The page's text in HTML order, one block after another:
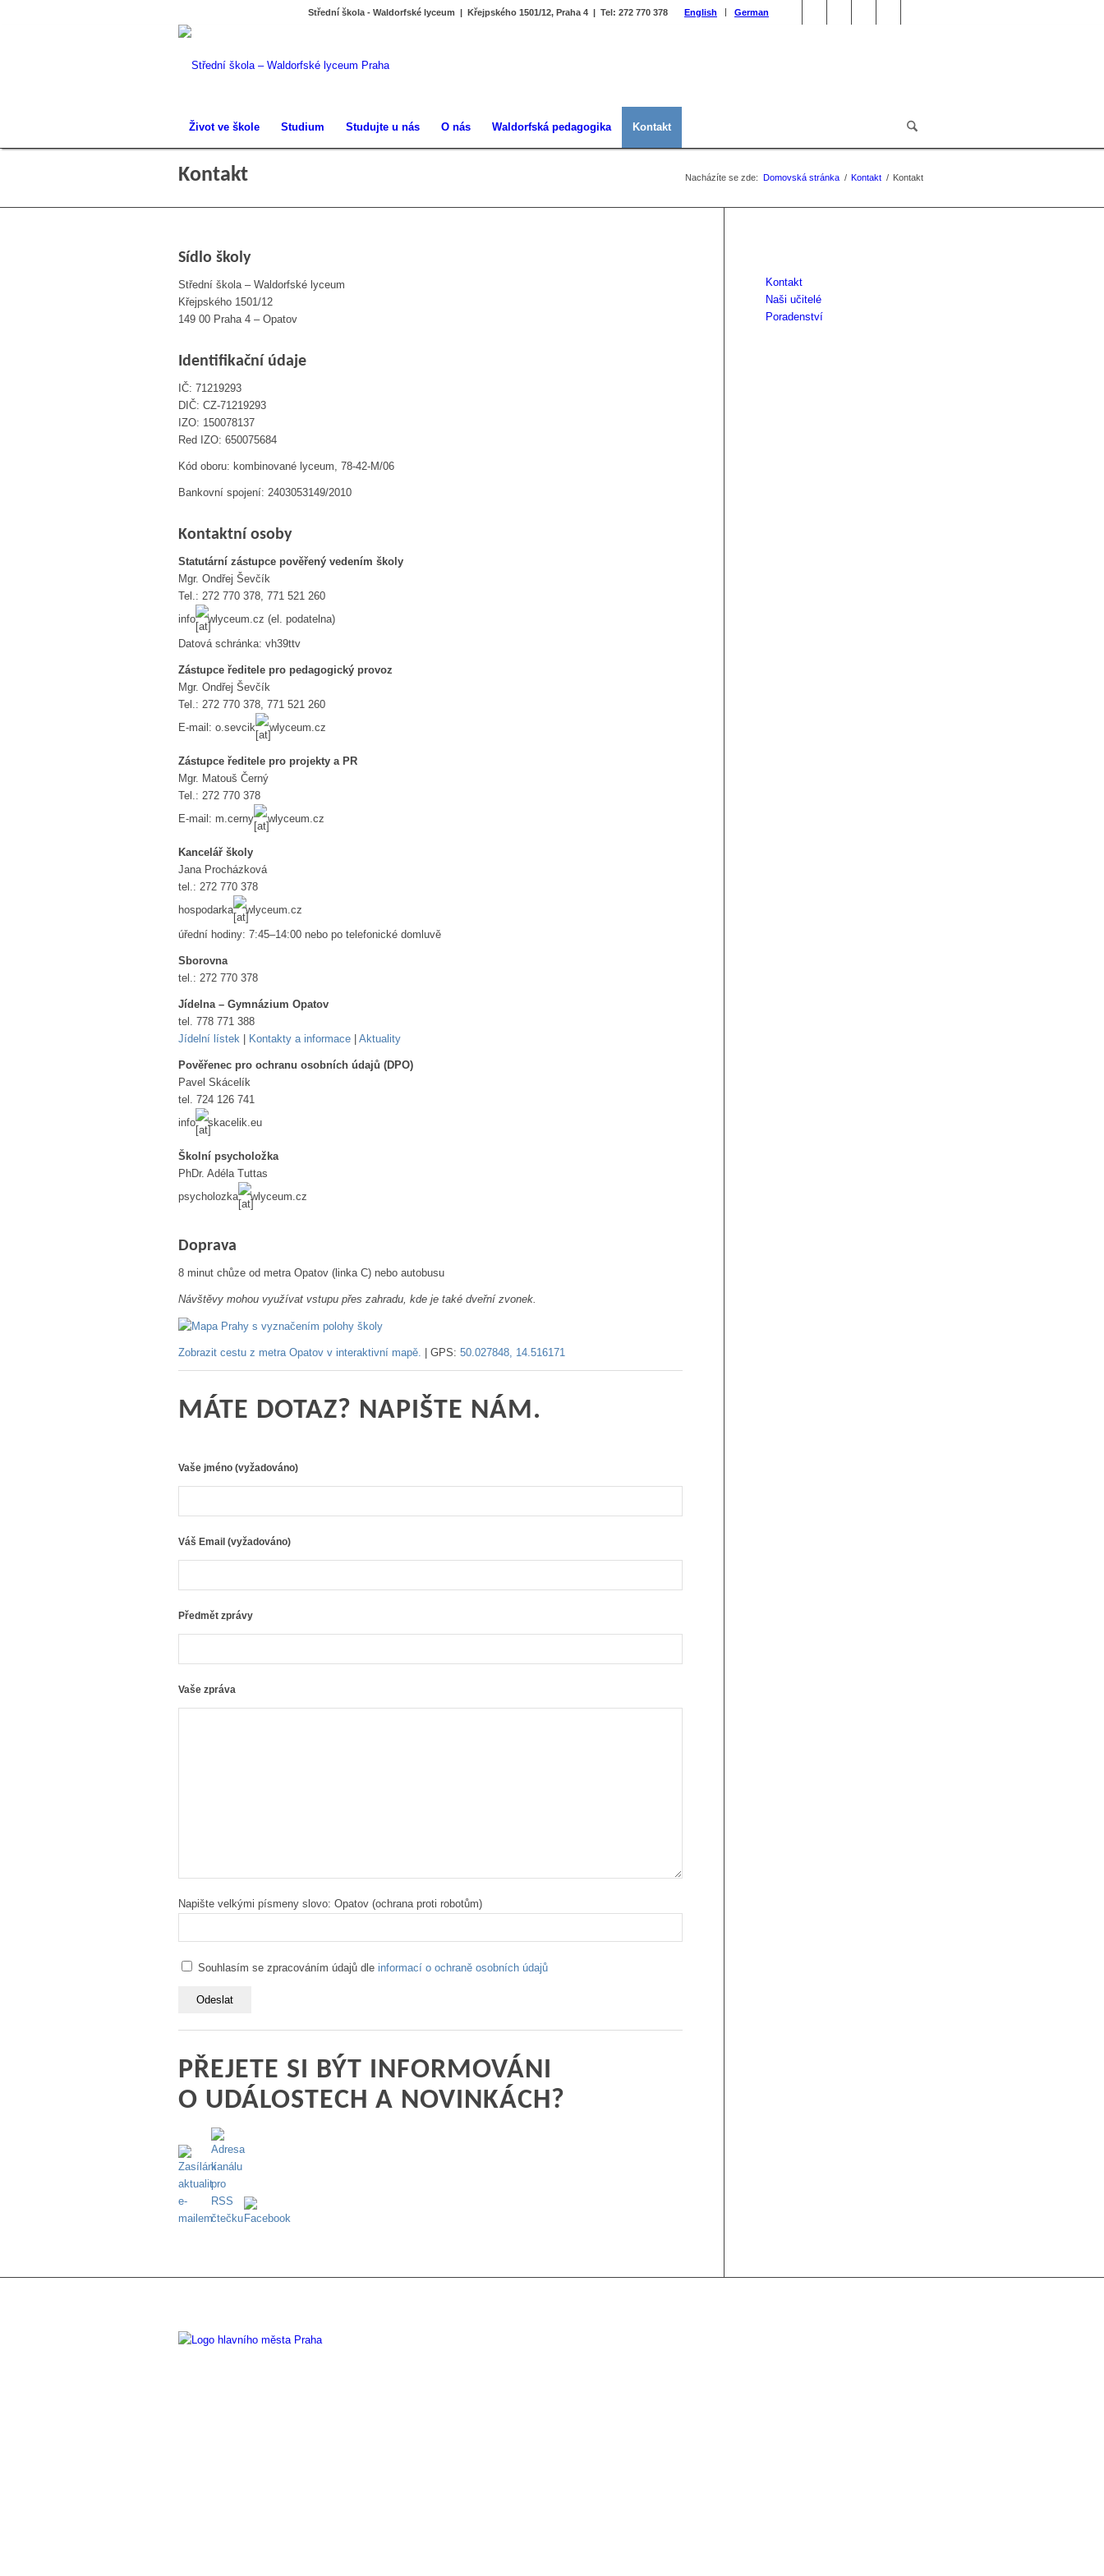
English German
Střední škola - Waldorfské lyceum | Křejpského 1501/12, Praha 4 | Tel: 272 770 378
Život ve škole Studium Studujte u nás O nás Waldorfská pedagogika Kontakt
Kontakt Nacházíte se zde: Domovská stránka / Kontakt / Kontakt
Sídlo školy
Střední škola – Waldorfské lyceum
Křejpského 1501/12
149 00 Praha 4 – Opatov
Identifikační údaje
IČ: 71219293
DIČ: CZ-71219293
IZO: 150078137
Red IZO: 650075684
Kód oboru: kombinované lyceum, 78-42-M/06
Bankovní spojení: 2403053149/2010
Kontaktní osoby
Statutární zástupce pověřený vedením školy
Mgr. Ondřej Ševčík
Tel.: 272 770 378, 771 521 260
info
wlyceum.cz (el. podatelna)
Datová schránka: vh39ttv
Zástupce ředitele pro pedagogický provoz
Mgr. Ondřej Ševčík
Tel.: 272 770 378, 771 521 260
E-mail: o.sevcik
wlyceum.cz
Zástupce ředitele pro projekty a PR
Mgr. Matouš Černý
Tel.: 272 770 378
E-mail: m.cerny
wlyceum.cz
Kancelář školy
Jana Procházková
tel.: 272 770 378
hospodarka
wlyceum.cz
úřední hodiny: 7:45–14:00 nebo po telefonické domluvě
Sborovna
tel.: 272 770 378
Jídelna – Gymnázium Opatov
tel. 778 771 388
Jídelní lístek
Kontakty a informace Aktuality
Pověřenec pro ochranu osobních údajů (DPO)
Pavel Skácelík
tel. 724 126 741
info
skacelik.eu
Školní psycholožka
PhDr. Adéla Tuttas
psycholozka
wlyceum.cz
Doprava
8 minut chůze od metra Opatov (linka C) nebo autobusu
Návštěvy mohou využívat vstupu přes zahradu, kde je také dveřní zvonek.
Zobrazit cestu z metra Opatov v interaktivní mapě. | GPS: 50.027848, 14.516171
MÁTE DOTAZ? NAPIŠTE NÁM.
Vaše jméno (vyžadováno)
Váš Email (vyžadováno)
Předmět zprávy
Vaše zpráva
Napište velkými písmeny slovo: Opatov (ochrana proti robotům)
Souhlasím se zpracováním údajů dle informací o ochraně osobních údajů
PŘEJETE SI BÝT INFORMOVÁNI
O UDÁLOSTECH A NOVINKÁCH?
Kontakt
Naši učitelé
Poradenství